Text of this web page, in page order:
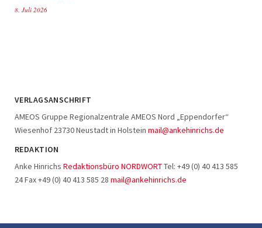
8. Juli 2026
VERLAGSANSCHRIFT
AMEOS Gruppe Regionalzentrale AMEOS Nord „Eppendorfer“
Wiesenhof 23730 Neustadt in Holstein mail@ankehinrichs.de
REDAKTION
Anke Hinrichs Redaktionsbüro NORDWORTTel: +49 (0) 40 413 585
24 Fax +49 (0) 40 413 585 28 mail@ankehinrichs.de